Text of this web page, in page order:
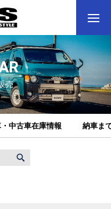
売
中古車在庫情報 納車ま